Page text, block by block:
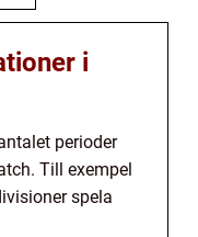
i
perioder
Till exempel
spela